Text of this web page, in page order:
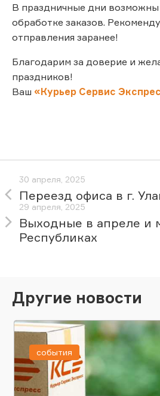
В праздничные дни
обработке заказов.
отправления заранее!
Благодарим за доверие и
праздников!
Ваш «Курьер Сервис
30 апреля, 2025
Переезд офиса в г.
29 апреля, 2025
Выходные в апреле и
Республиках
Другие новости
события